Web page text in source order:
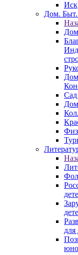
Дом.
Сад
для